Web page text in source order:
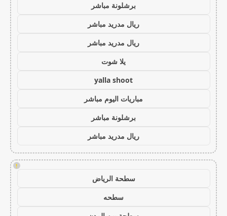
برشلونة مباشر
ريال مدريد مباشر
ريال مدريد مباشر
يلا شوت
yalla shoot
مباريات اليوم مباشر
برشلونة مباشر
ريال مدريد مباشر
!
سطحة الرياض
سطحه